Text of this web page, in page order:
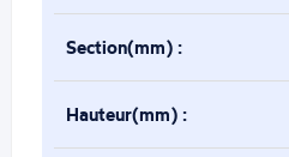
Section(mm) :
Hauteur(mm) :